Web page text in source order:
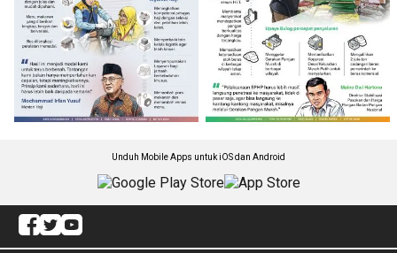
Unduh Mobile Apps untuk iOS dan Android